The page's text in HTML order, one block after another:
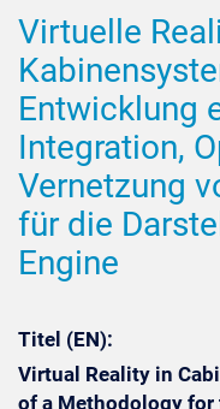
Virtuelle
Entwicklung
Integration,
Vernetzung
für die
Engine
Titel (EN):
Virtual Reality in
of a Methodology